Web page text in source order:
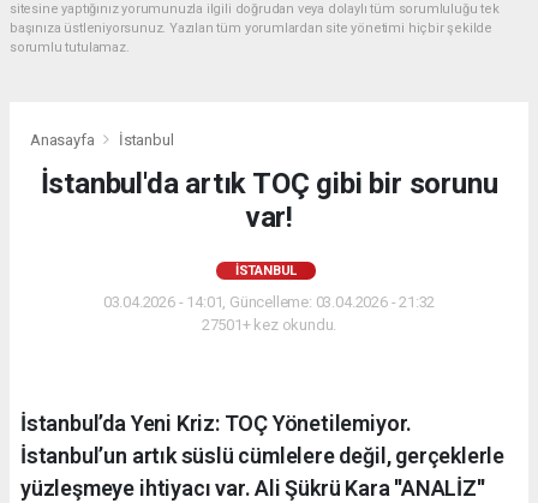
sitesine yaptığınız yorumunuzla ilgili doğrudan veya dolaylı tüm sorumluluğu tek
başınıza üstleniyorsunuz. Yazılan tüm yorumlardan site yönetimi hiçbir şekilde
sorumlu tutulamaz.
Anasayfa İstanbul
İstanbul'da artık TOÇ gibi bir sorunu
var!
İSTANBUL
03.04.2026 - 14:01, Güncelleme: 03.04.2026 - 21:32
27501+ kez okundu.
İstanbul’da Yeni Kriz: TOÇ Yönetilemiyor.
İstanbul’un artık süslü cümlelere değil, gerçeklerle
yüzleşmeye ihtiyacı var. Ali Şükrü Kara ''ANALİZ''